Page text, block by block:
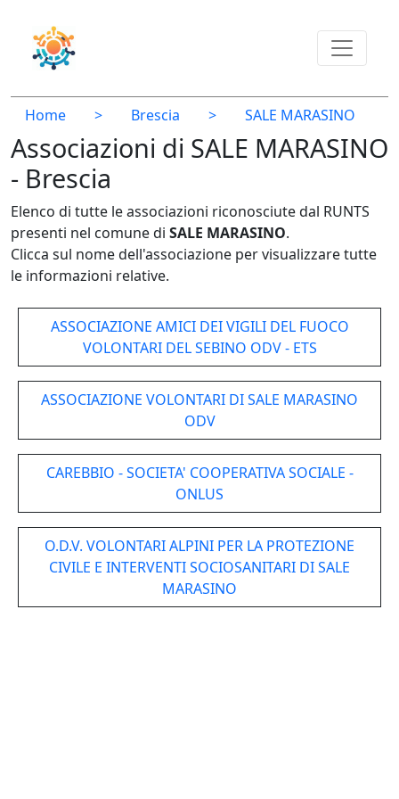
Home > Brescia > SALE MARASINO
Associazioni di SALE MARASINO
- Brescia
Elenco di tutte le associazioni riconosciute dal RUNTS
presenti nel comune di SALE MARASINO.
Clicca sul nome dell'associazione per visualizzare tutte
le informazioni relative.
ASSOCIAZIONE AMICI DEI VIGILI DEL FUOCO
VOLONTARI DEL SEBINO ODV - ETS
ASSOCIAZIONE VOLONTARI DI SALE MARASINO
ODV
CAREBBIO - SOCIETA' COOPERATIVA SOCIALE -
ONLUS
O.D.V. VOLONTARI ALPINI PER LA PROTEZIONE
CIVILE E INTERVENTI SOCIOSANITARI DI SALE
MARASINO